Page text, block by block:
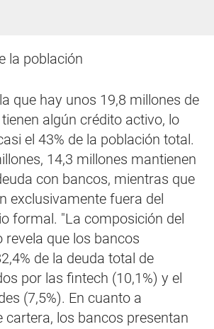
la población
que hay unos 19,8 millones de
algún crédito activo, lo
el 43% de la población total.
14,3 millones mantienen
con bancos, mientras que
exclusivamente fuera del
formal. "La composición del
revela que los bancos
de la deuda total de
por las fintech (10,1%) y el
(7,5%). En cuanto a
cartera, los bancos presentan